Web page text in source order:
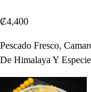
₡4,400
Pescado Fresco,
De Himalaya Y